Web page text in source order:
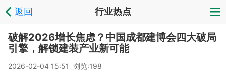
返回 行业热点
破解2026增长焦虑？中国成都建博会四大破局
引擎，解锁建装产业新可能
2026-02-04 15:51 浏览:198